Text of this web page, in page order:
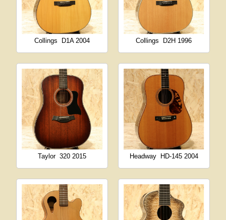
Collings D1A 2004 Collings D2H 1996
Taylor 320 2015 Headway HD-145 2004